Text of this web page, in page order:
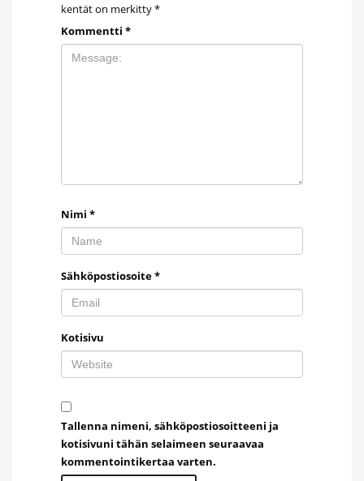
kentät on merkitty*
Kommentti *
Nimi *
Sähköpostiosoite*
Kotisivu
Tallenna nimeni, sähköpostiosoitteeni ja
kotisivuni tähän selaimeen seuraavaa
kommentointikertaa varten.